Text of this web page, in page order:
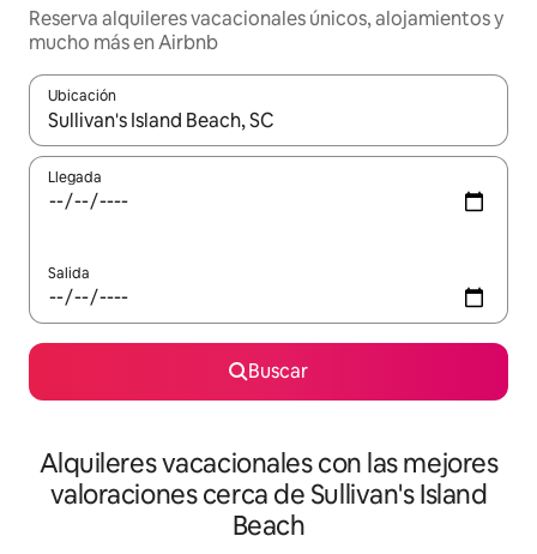
Reserva alquileres vacacionales únicos, alojamientos y
mucho más en Airbnb
Ubicación
Cuando los resultados estén disponibles, navega con las
Llegada
Salida
Buscar
Alquileres vacacionales con las mejores
valoraciones cerca de Sullivan's Island
Beach